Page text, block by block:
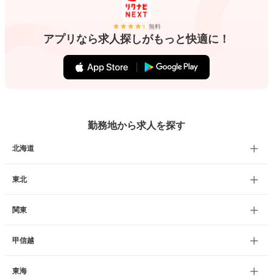
無料
アプリなら求人探しがもっと快適に！
勤務地から求人を探す
北海道
東北
関東
甲信越
東海